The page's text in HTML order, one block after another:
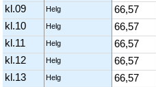
kl.09
Helg
66,57
kl.10
Helg
66,57
kl.11
Helg
66,57
kl.12
Helg
66,57
kl.13
Helg
66,57